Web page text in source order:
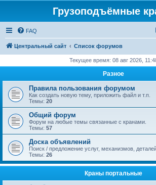
Грузоподъёмные
FAQ
Центральный сайт Список форумов
Текущее время: 08 авг 2026,
Разное
Правила пользования форумом
Как создать новую тему, приложить файл и т.п.
Темы: 20
Общий форум
Форум на любые темы связанные с кранами.
Темы: 57
Доска объявлений
Поиск / предложение услуг, механизмов,
Темы: 26
Краны портальные